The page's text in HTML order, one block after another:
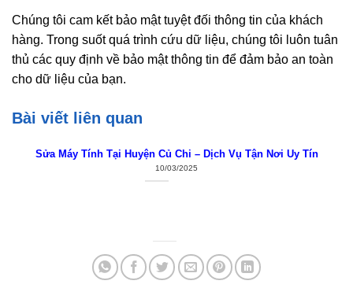
Chúng tôi cam kết bảo mật tuyệt đối thông tin của khách
hàng. Trong suốt quá trình cứu dữ liệu, chúng tôi luôn tuân
thủ các quy định về bảo mật thông tin để đảm bảo an toàn
cho dữ liệu của bạn.
Bài viết liên quan
Sửa Máy Tính Tại Huyện Củ Chi – Dịch Vụ Tận Nơi Uy Tín
10/03/2025